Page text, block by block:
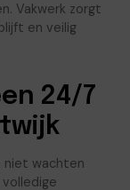
Vakwerk zorgt
en veilig
24/7
niet wachten